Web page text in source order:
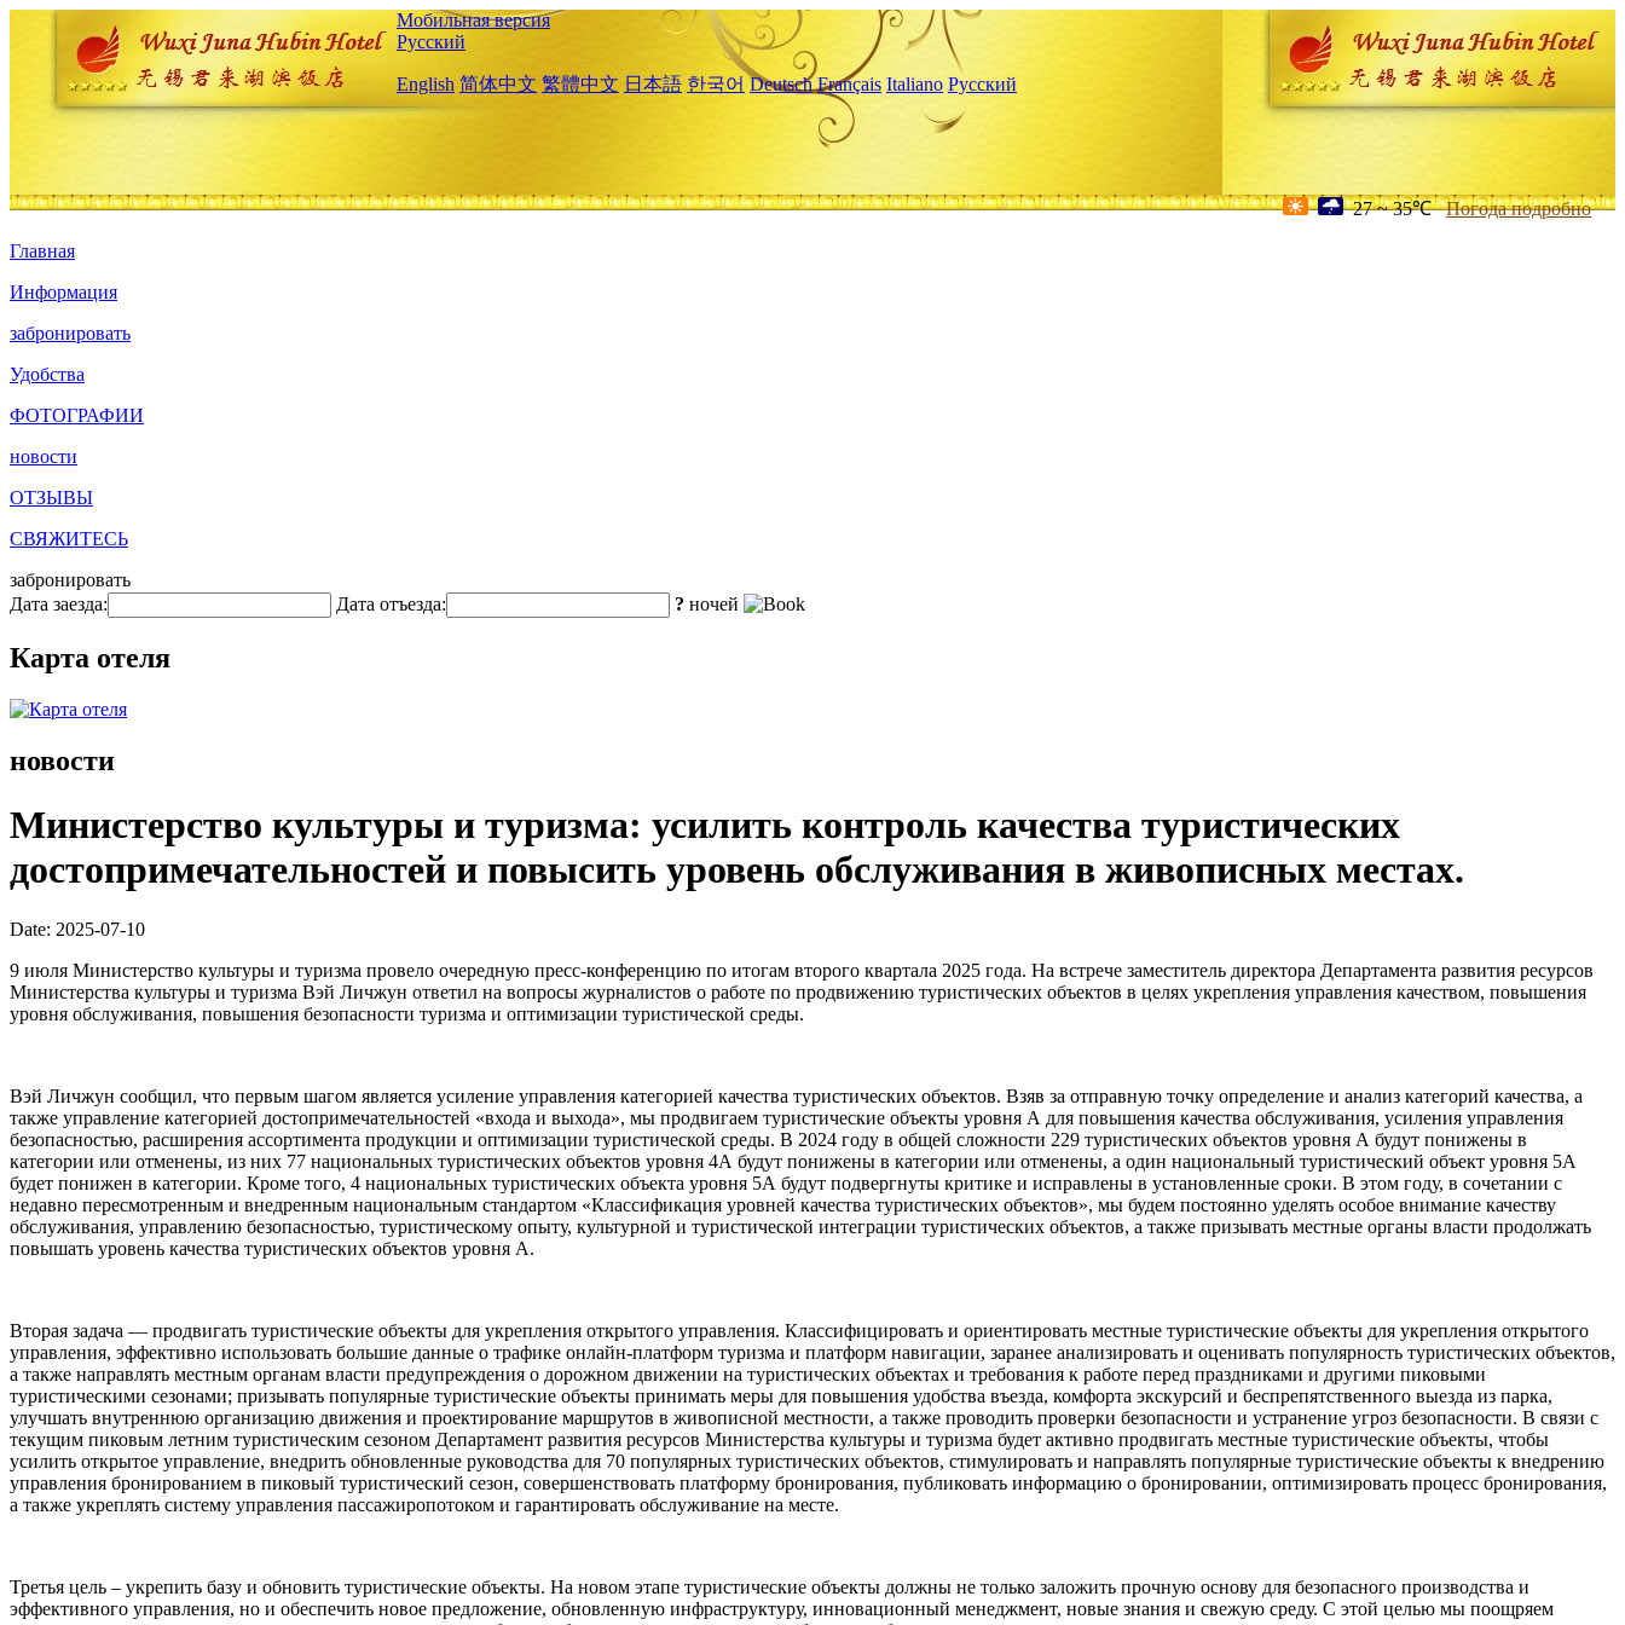
Мобильная версия
Русский
English 简体中文 繁體中文 日本語 한국어 Deutsch Français Italiano Русский
27 ~ 35℃ Погода подробно
Главная
Информация
забронировать
Удобства
ФОТОГРАФИИ
новости
ОТЗЫВЫ
СВЯЖИТЕСЬ
забронировать
Дата заезда:
Дата отъезда: ? ночей
Карта отеля
новости
Министерство культуры и туризма: усилить контроль качества туристических
достопримечательностей и повысить уровень обслуживания в живописных местах.
Date: 2025-07-10
9 июля Министерство культуры и туризма провело очередную пресс-конференцию по итогам второго квартала 2025 года. На встрече заместитель директора Департамента развития ресурсов
Министерства культуры и туризма Вэй Личжун ответил на вопросы журналистов о работе по продвижению туристических объектов в целях укрепления управления качеством, повышения
уровня обслуживания, повышения безопасности туризма и оптимизации туристической среды.
Вэй Личжун сообщил, что первым шагом является усиление управления категорией качества туристических объектов. Взяв за отправную точку определение и анализ категорий качества, а
также управление категорией достопримечательностей «входа и выхода», мы продвигаем туристические объекты уровня А для повышения качества обслуживания, усиления управления
безопасностью, расширения ассортимента продукции и оптимизации туристической среды. В 2024 году в общей сложности 229 туристических объектов уровня А будут понижены в
категории или отменены, из них 77 национальных туристических объектов уровня 4А будут понижены в категории или отменены, а один национальный туристический объект уровня 5А
будет понижен в категории. Кроме того, 4 национальных туристических объекта уровня 5А будут подвергнуты критике и исправлены в установленные сроки. В этом году, в сочетании с
недавно пересмотренным и внедренным национальным стандартом «Классификация уровней качества туристических объектов», мы будем постоянно уделять особое внимание качеству
обслуживания, управлению безопасностью, туристическому опыту, культурной и туристической интеграции туристических объектов, а также призывать местные органы власти продолжать
повышать уровень качества туристических объектов уровня А.
Вторая задача — продвигать туристические объекты для укрепления открытого управления. Классифицировать и ориентировать местные туристические объекты для укрепления открытого
управления, эффективно использовать большие данные о трафике онлайн-платформ туризма и платформ навигации, заранее анализировать и оценивать популярность туристических объектов,
а также направлять местным органам власти предупреждения о дорожном движении на туристических объектах и требования к работе перед праздниками и другими пиковыми
туристическими сезонами; призывать популярные туристические объекты принимать меры для повышения удобства въезда, комфорта экскурсий и беспрепятственного выезда из парка,
улучшать внутреннюю организацию движения и проектирование маршрутов в живописной местности, а также проводить проверки безопасности и устранение угроз безопасности. В связи с
текущим пиковым летним туристическим сезоном Департамент развития ресурсов Министерства культуры и туризма будет активно продвигать местные туристические объекты, чтобы
усилить открытое управление, внедрить обновленные руководства для 70 популярных туристических объектов, стимулировать и направлять популярные туристические объекты к внедрению
управления бронированием в пиковый туристический сезон, совершенствовать платформу бронирования, публиковать информацию о бронировании, оптимизировать процесс бронирования,
а также укреплять систему управления пассажиропотоком и гарантировать обслуживание на месте.
Третья цель – укрепить базу и обновить туристические объекты. На новом этапе туристические объекты должны не только заложить прочную основу для безопасного производства и
эффективного управления, но и обеспечить новое предложение, обновленную инфраструктуру, инновационный менеджмент, новые знания и свежую среду. С этой целью мы поощряем